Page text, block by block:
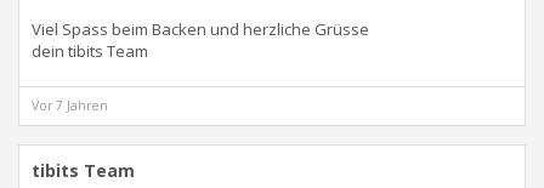
Viel Spass beim Backen und herzliche Grüsse
dein tibits Team
Vor 7 Jahren
tibits Team